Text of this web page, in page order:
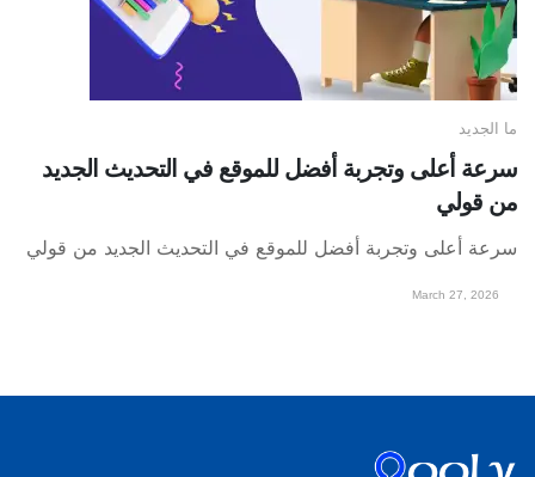
ما الجديد
سرعة أعلى وتجربة أفضل للموقع في التحديث الجديد
من قولي
سرعة أعلى وتجربة أفضل للموقع في التحديث الجديد من قولي
March 27, 2026